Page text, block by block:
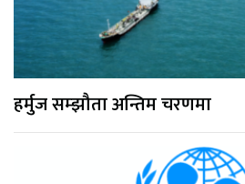
हर्मुज सम्झौता अन्तिम चरणमा